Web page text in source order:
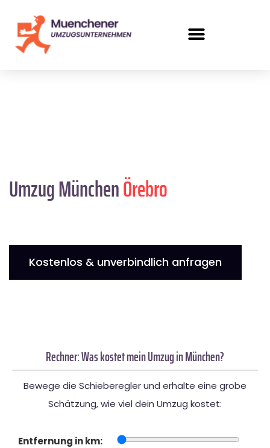
Umzug MünchenÖrebro
Kostenlos & unverbindlich anfragen
Rechner: Was kostet mein Umzug in München?
Bewege die Schieberegler und erhalte eine grobe
Schätzung, wie viel dein Umzug kostet:
Entfernung in km: